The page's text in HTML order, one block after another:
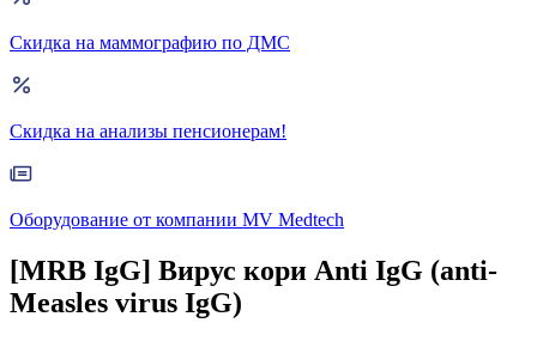
Скидка на маммографию по ДМС
Скидка на анализы пенсионерам!
Оборудование от компании MV Medtech
[MRB IgG] Вирус кори Anti IgG (anti-
Measles virus IgG)